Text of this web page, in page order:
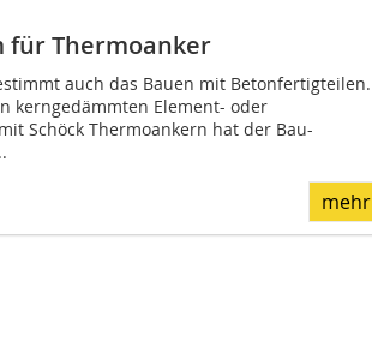
für Thermoanker
auch das Bauen mit Betonfertigteilen.
kerngedämmten Element- oder
Schöck Thermoankern hat der Bau-
mehr